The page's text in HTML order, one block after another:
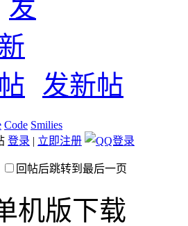
发新帖
Code Smilies
登录 | 立即注册
回帖后跳转到最后一页
机版下载